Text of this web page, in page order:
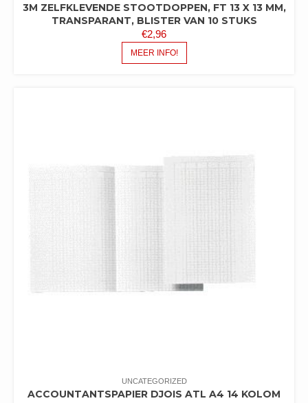
3M ZELFKLEVENDE STOOTDOPPEN, FT 13 X 13 MM,
TRANSPARANT, BLISTER VAN 10 STUKS
€2,96
MEER INFO!
UNCATEGORIZED
ACCOUNTANTSPAPIER DJOIS ATL A4 14 KOLOM